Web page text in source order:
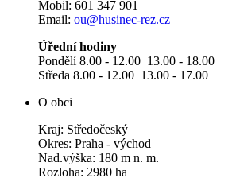
Mobil: 601 347 901
Email: ou@husinec-rez.cz
Úřední hodiny
Pondělí 8.00 - 12.00 13.00 - 18.00
Středa 8.00 - 12.00 13.00 - 17.00
O obci
Kraj: Středočeský
Okres: Praha - východ
Nad.výška: 180 m n. m.
Rozloha: 2980 ha